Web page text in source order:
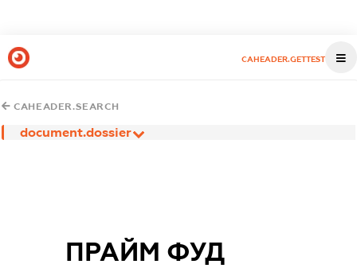
CAHEADER.GETTEST
CAHEADER.SEARCH
document.dossier
ПРАЙМ ФУД